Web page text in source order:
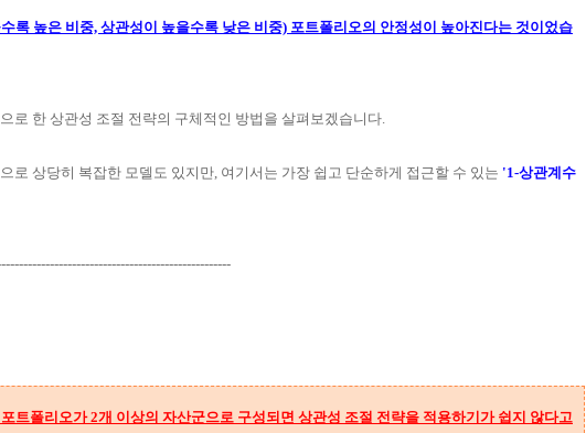
록 높은 비중, 상관성이 높을수록 낮은 비중) 포트폴리오의 안정성이 높아진다는 것이었습
로 한 상관성 조절 전략의 구체적인 방법을 살펴보겠습니다.
로 상당히 복잡한 모델도 있지만, 여기서는 가장 쉽고 단순하게 접근할 수 있는 '1-상관계수
트폴리오가 2개 이상의 자산군으로 구성되면 상관성 조절 전략을 적용하기가 쉽지 않다고